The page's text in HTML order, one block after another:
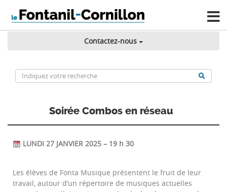
Contactez-nous
Soirée Combos en réseau
LUNDI 27 JANVIER 2025 – 19 h 30
Les élèves de Fonta Musique présentent le fruit de leur
travail, autour d’un répertoire de musiques actuelles